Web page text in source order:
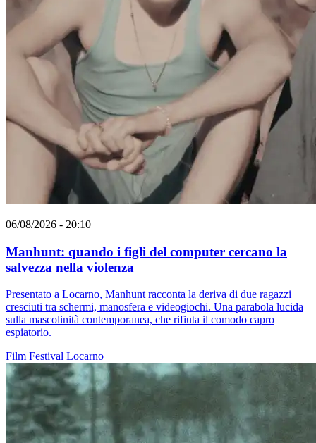
06/08/2026 - 20:10
Manhunt: quando i figli del computer cercano la
salvezza nella violenza
Presentato a Locarno, Manhunt racconta la deriva di due ragazzi
cresciuti tra schermi, manosfera e videogiochi. Una parabola lucida
sulla mascolinità contemporanea, che rifiuta il comodo capro
espiatorio.
Film Festival Locarno